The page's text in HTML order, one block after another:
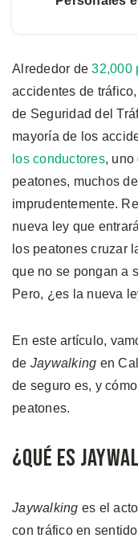
Alrededor de32,000
accidentes de
de Seguridad del
mayoría de los
los conductores, uno
peatones, muchos
imprudentemente.
nueva ley que
los peatones cruzar
que no se pongan a
Pero, ¿es la nueva
En este artículo,
de Jaywalking en
de seguro es, y
peatones.
¿Qué es
Jaywalking es el
con tráfico en